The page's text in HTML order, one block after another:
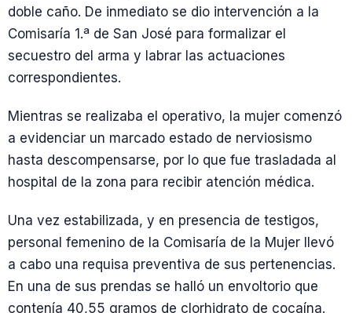
doble caño. De inmediato se dio intervención a la
Comisaría 1.ª de San José para formalizar el
secuestro del arma y labrar las actuaciones
correspondientes.
Mientras se realizaba el operativo, la mujer comenzó
a evidenciar un marcado estado de nerviosismo
hasta descompensarse, por lo que fue trasladada al
hospital de la zona para recibir atención médica.
Una vez estabilizada, y en presencia de testigos,
personal femenino de la Comisaría de la Mujer llevó
a cabo una requisa preventiva de sus pertenencias.
En una de sus prendas se halló un envoltorio que
contenía 40,55 gramos de clorhidrato de cocaína.